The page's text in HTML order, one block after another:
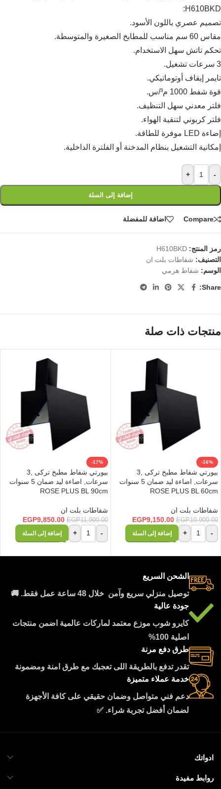
H610BKD:
تصميم عصري باللون الأسود.
مقاس 60 سم مناسب للمطابخ الصغيرة والمتوسطة.
تحكم تاتش سهل الاستخدام.
3 سرعات تشغيل.
تايمر إيقاف أوتوماتيكي.
قوة شفط 1000 م³/س.
فلتر معدني سهل التنظيف.
فلتر كربوني لتنقية الهواء.
إضاءة LED موفرة للطاقة.
إمكانية التشغيل بنظام المدخنة أو الفلترة الداخلية.
-
+
إضافة إلى السلة
Compare اضافة للمفضلة
رمز المنتج: H610BKD
التصنيف: شفاطات بلت ان
الوسم: شفاط هرمي
Share:
منتجات ذات صلة
-16%
بيورتي شفاط مطبخ تركى ,3
سرعات, اضاءة ليد ضمان 5 سنوات
ROSE PLUS BL 60cm
شفاطات بلت ان
EGP10,900.00
EGP9,150.00
-
+ إضافة إلى السلة
-17%
بيورتي شفاط مطبخ تركى ,3
سرعات, اضاءة ليد ضمان 5 سنوات
ROSE PLUS BL 90cm
شفاطات بلت ان
EGP11,900.00
EGP9,850.00
-
+ إضافة إلى السلة
الشحن السريع
توصيل منزلي سريع وآمن خلال 48 ساعة عمل فقط. 🚚
جودة عالية
كايرو شوب موزع معتمد لماركات عالمية اضمن منتجات
اصلية 100%
طرق دفع مرنة
تقدر تدفع بالطريقة اللى تعجبك مع طرق امنة ومضمونة
خدمة عملاء متميزة
دعم فني متواصل وضمان حقيقي على كافة الأجهزة
لضمان أفضل تجربة شراء. ✅
ادواتك
روابط مفيدة